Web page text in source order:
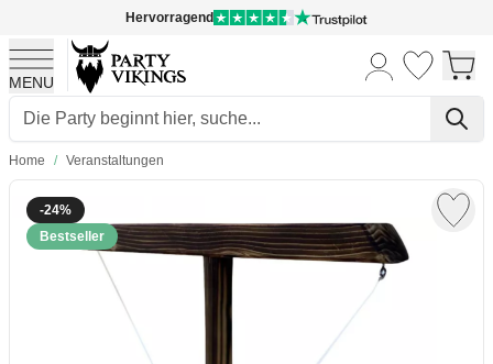
Hervorragend
MENU
Skip to Content
Home / Veranstaltungen
-24%
Bestseller